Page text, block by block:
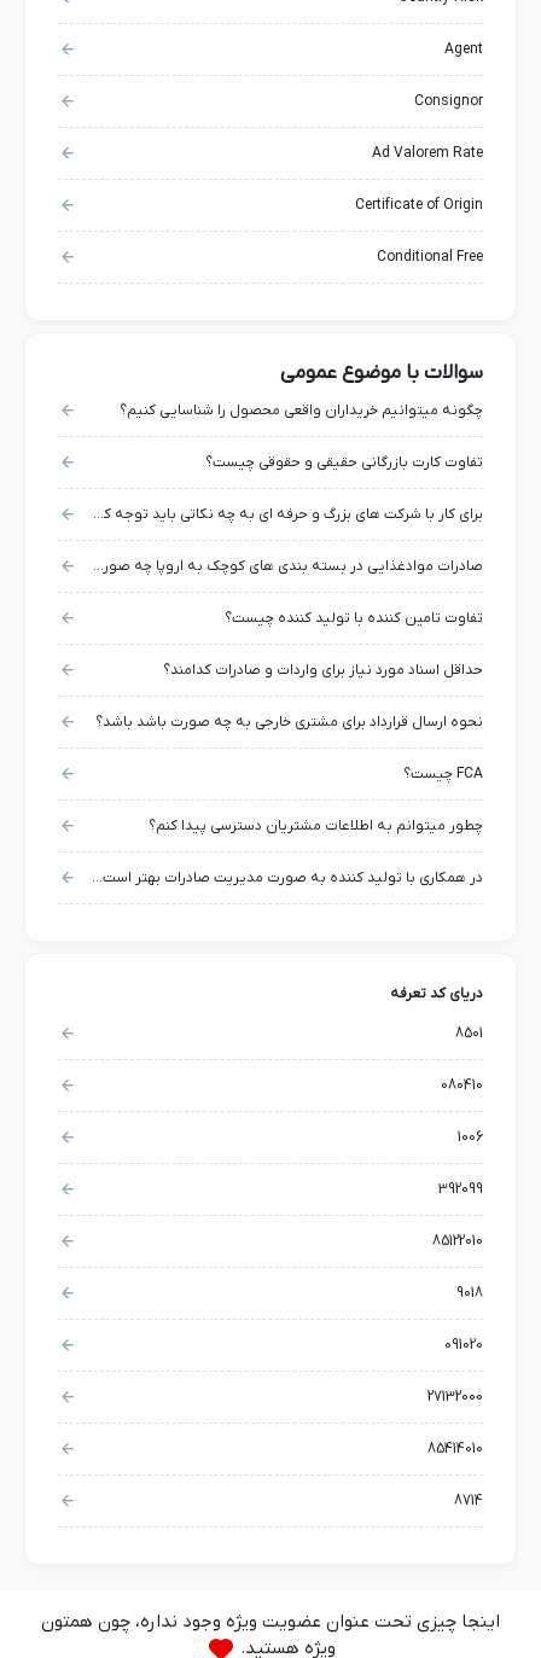
Agent
Consignor
Ad Valorem Rate
Certificate of Origin
Conditional Free
سوالات با موضوع عمومی
چگونه میتوانیم خریداران واقعی محصول را شناسایی کنیم؟
تفاوت کارت بازرگانی حقیقی و حقوقی چیست؟
برای کار با شرکت های بزرگ و حرفه ای به چه نکاتی باید توجه کرد؟
صادرات موادغذایی در بسته بندی های کوچک به اروپا چه صورت است؟
تفاوت تامین کننده با تولید کننده چیست؟
حداقل اسناد مورد نیاز برای واردات و صادرات کدامند؟
نحوه ارسال قرارداد برای مشتری خارجی به چه صورت باشد باشد؟
FCA چیست؟
چطور میتوانم به اطلاعات مشتریان دسترسی پیدا کنم؟
در همکاری با تولید کننده به صورت مدیریت صادرات بهتر است از کارت بازرگانی خود استفاده کنیم یا کارت بازرگانی تولیدکننده؟
دریای کد تعرفه
8501
080410
1006
392099
85122010
9018
091020
27132000
85414010
8714
اینجا چیزی تحت عنوان عضویت ویژه وجود نداره، چون همتون
ویژه هستید.